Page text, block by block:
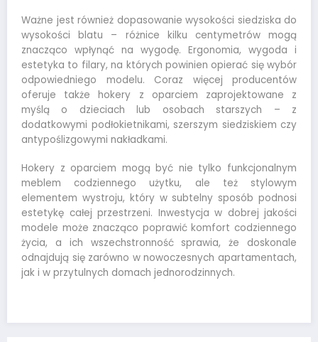
Ważne jest również dopasowanie wysokości siedziska do
wysokości blatu – różnice kilku centymetrów mogą
znacząco wpłynąć na wygodę. Ergonomia, wygoda i
estetyka to filary, na których powinien opierać się wybór
odpowiedniego modelu. Coraz więcej producentów
oferuje także hokery z oparciem zaprojektowane z
myślą o dzieciach lub osobach starszych – z
dodatkowymi podłokietnikami, szerszym siedziskiem czy
antypoślizgowymi nakładkami.
Hokery z oparciem mogą być nie tylko funkcjonalnym
meblem codziennego użytku, ale też stylowym
elementem wystroju, który w subtelny sposób podnosi
estetykę całej przestrzeni. Inwestycja w dobrej jakości
modele może znacząco poprawić komfort codziennego
życia, a ich wszechstronność sprawia, że doskonale
odnajdują się zarówno w nowoczesnych apartamentach,
jak i w przytulnych domach jednorodzinnych.